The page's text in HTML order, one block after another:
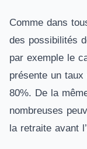
Comme dans
des possibilités
par exemple le
présente un taux
80%. De la
nombreuses
la retraite avant